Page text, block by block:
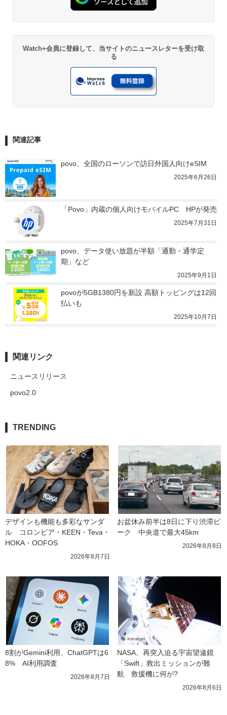
Watch+会員に登録して、当サイトのニュースレターを受け取
る
関連記事
povo、全国のローソンで訪日外国人向けeSIM
2025年6月26日
「Povo」内蔵の個人向けモバイルPC　HPが発売
2025年7月31日
povo、データ使い放題が半額「通勤・通学定
期」など
2025年9月1日
povoが5GB1380円を新設 高額トッピングは12回
払いも
2025年10月7日
関連リンク
ニュースリリース
povo2.0
TRENDING
デザインも機能も多彩なサンダ
ル　コロンビア・KEEN・Teva・
HOKA・OOFOS
2026年8月7日
お盆休み前半は8日に下り渋滞ピ
ーク　中央道で最大45km
2026年8月8日
8割がGemini利用、ChatGPTは6
8%　AI利用調査
2026年8月7日
NASA、再突入迫る宇宙望遠鏡
「Swift」救出ミッションが難
航　救援機に何が?
2026年8月6日